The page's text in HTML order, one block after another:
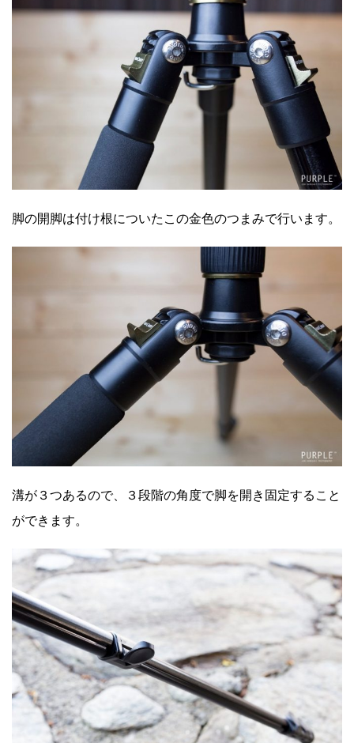
脚の開脚は付け根についたこの金色のつまみで行います。
溝が３つあるので、３段階の角度で脚を開き固定すること
ができます。